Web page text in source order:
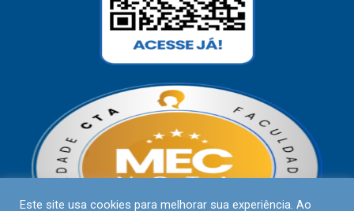
Este site usa cookies para melhorar sua experiência. Ao